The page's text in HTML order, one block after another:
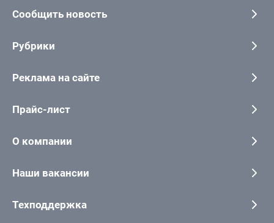
Сообщить новость
Рубрики
Реклама на сайте
Прайс-лист
О компании
Наши вакансии
Техподдержка